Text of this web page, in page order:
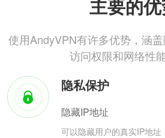
主要的
使用AndyVPN有许多优势，涵盖
访问权限和网络性
隐私保护
隐藏IP地址
可以隐藏用户的真实IP地